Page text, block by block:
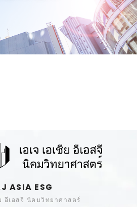
ASIA ESG
อีเอสจี นิคมวิทยาศาสตร์